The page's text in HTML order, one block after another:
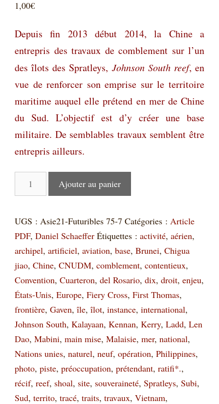
1,00€
Depuis fin 2013 début 2014, la Chine a
entrepris des travaux de comblement sur l’un
des îlots des Spratleys, Johnson South reef, en
vue de renforcer son emprise sur le territoire
maritime auquel elle prétend en mer de Chine
du Sud. L’objectif est d’y créer une base
militaire. De semblables travaux semblent être
entrepris ailleurs.
quantité
de
–
mer
de
Chine
du
Sud
: Affermissement
de
la
main
basse
chinoise
Ajouter au panier
UGS : Asie21-Futuribles 75-7 Catégories : Article
PDF, Daniel Schaeffer Étiquettes : activité, aérien,
archipel, artificiel, aviation, base, Brunei, Chigua
jiao, Chine, CNUDM, comblement, contentieux,
Convention, Cuarteron, del Rosario, dix, droit, enjeu,
États-Unis, Europe, Fiery Cross, First Thomas,
frontière, Gaven, île, îlot, instance, international,
Johnson South, Kalayaan, Kennan, Kerry, Ladd, Len
Dao, Mabini, main mise, Malaisie, mer, national,
Nations unies, naturel, neuf, opération, Philippines,
photo, piste, préoccupation, prétendant, ratifi*.,
récif, reef, shoal, site, souveraineté, Spratleys, Subi,
Sud, territo, tracé, traits, travaux, Vietnam,